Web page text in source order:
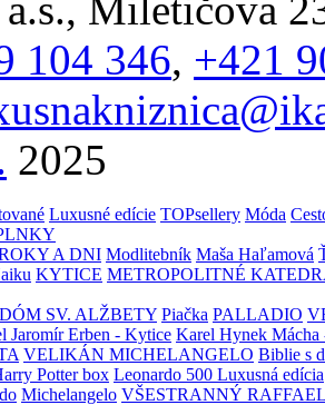
104 346, +421
2025
Luxusné edície TOPsellery Móda
A DNI Modlitebník Maša Haľamová
KYTICE METROPOLITNÉ
DÓM SV. ALŽBETY Piačka PALLADIO
Jaromír Erben - Kytice Karel Hynek Mácha
VELIKÁN MICHELANGELO Biblie s
Potter box Leonardo 500 Luxusná edícia
Michelangelo VŠESTRANNÝ